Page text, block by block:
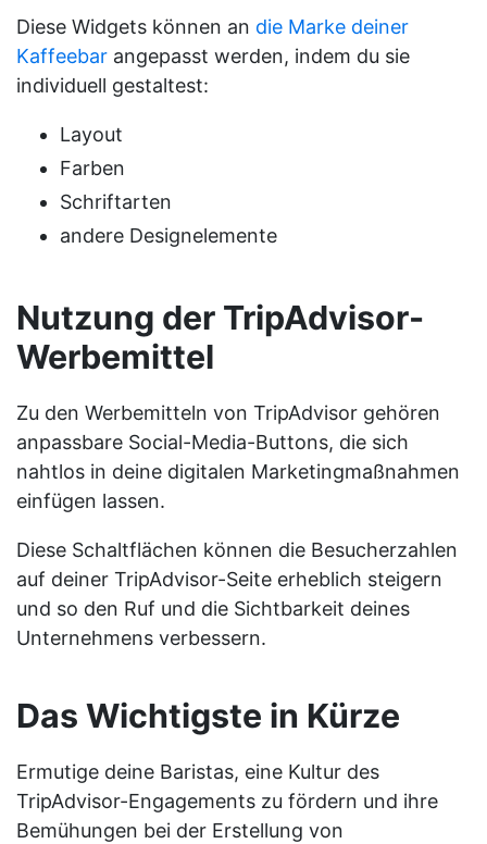
Diese Widgets können an die Marke deiner
Kaffeebar angepasst werden, indem du sie
individuell gestaltest:
Layout
Farben
Schriftarten
andere Designelemente
Nutzung der TripAdvisor-
Werbemittel
Zu den Werbemitteln von TripAdvisor gehören
anpassbare Social-Media-Buttons, die sich
nahtlos in deine digitalen Marketingmaßnahmen
einfügen lassen.
Diese Schaltflächen können die Besucherzahlen
auf deiner TripAdvisor-Seite erheblich steigern
und so den Ruf und die Sichtbarkeit deines
Unternehmens verbessern.
Das Wichtigste in Kürze
Ermutige deine Baristas, eine Kultur des
TripAdvisor-Engagements zu fördern und ihre
Bemühungen bei der Erstellung von